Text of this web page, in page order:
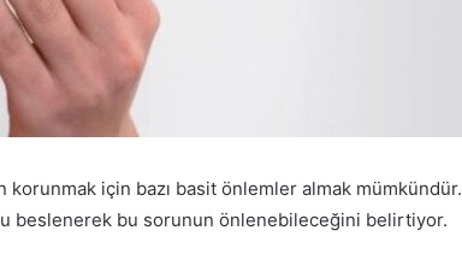
korunmak için bazı basit önlemler almak mümkündür.
beslenerek bu sorunun önlenebileceğini belirtiyor.